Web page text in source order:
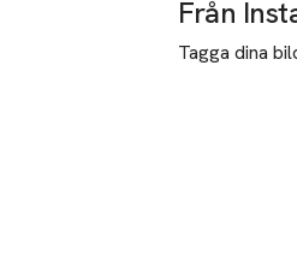
Från
Tagga dina